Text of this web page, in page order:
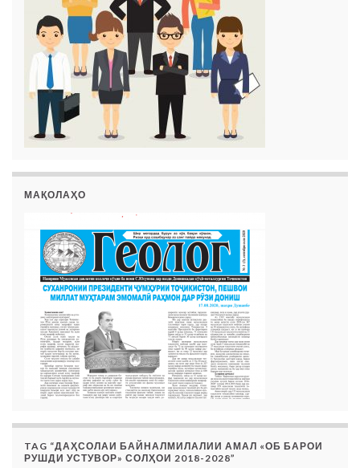
МАҚОЛАҲО
TAG “ДАҲСОЛАИ БАЙНАЛМИЛАЛИИ АМАЛ «ОБ БАРОИ
РУШДИ УСТУВОР» СОЛҲОИ 2018-2028”